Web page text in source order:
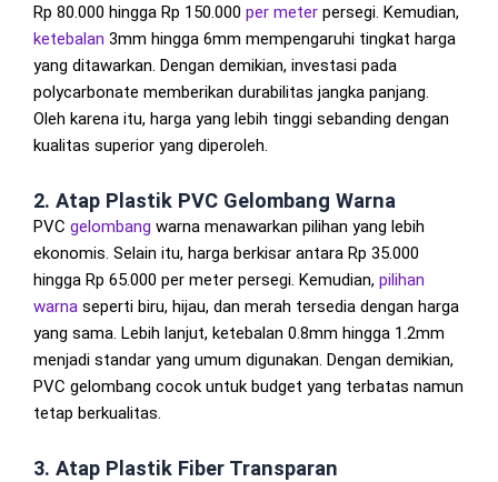
Rp 80.000 hingga Rp 150.000 per meter persegi. Kemudian,
ketebalan 3mm hingga 6mm mempengaruhi tingkat harga
yang ditawarkan. Dengan demikian, investasi pada
polycarbonate memberikan durabilitas jangka panjang.
Oleh karena itu, harga yang lebih tinggi sebanding dengan
kualitas superior yang diperoleh.
2. Atap Plastik PVC Gelombang Warna
PVC gelombang warna menawarkan pilihan yang lebih
ekonomis. Selain itu, harga berkisar antara Rp 35.000
hingga Rp 65.000 per meter persegi. Kemudian, pilihan
warna seperti biru, hijau, dan merah tersedia dengan harga
yang sama. Lebih lanjut, ketebalan 0.8mm hingga 1.2mm
menjadi standar yang umum digunakan. Dengan demikian,
PVC gelombang cocok untuk budget yang terbatas namun
tetap berkualitas.
3. Atap Plastik Fiber Transparan